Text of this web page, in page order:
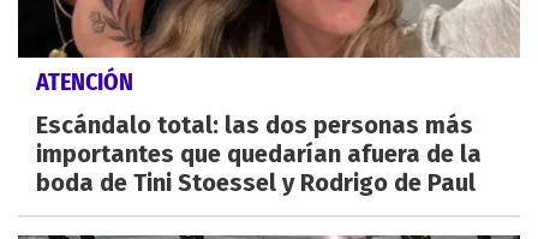
ATENCIÓN
Escándalo total: las dos personas más
importantes que quedarían afuera de la
boda de Tini Stoessel y Rodrigo de Paul